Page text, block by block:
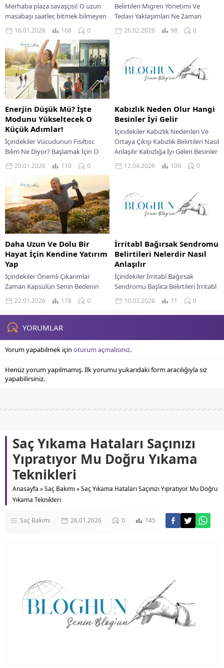
Merhaba plaza savaşçısı! O uzun
masabaşı saatler, bitmek bilmeyen
ekran karşısı mesai… Biliyorum,
belin ağrıyor, boynun tutuluyor,
gözlerin yorgun. “Sabah...
16.01.2026 168 0
Belirtileri Migren Yönetimi Ve
Tedavi Yaklaşımları Ne Zaman
Doktora Gidilmeli Migren, dünya
genelinde milyonlarca insanı
26.02.2026 98 0
Enerjin Düşük Mü? İşte
Modunu Yükseltecek O
Küçük Adımlar!
İçindekiler Vücudunun Fısıltısı:
Bilim Ne Diyor? Başlamak İçin O
Sihirli Formül: “Zamanım Yok”
Bahanesini Raftan Kaldır! Günün
Ortasında Enerji Takviyesi:...
20.01.2026 110 0
Kabızlık Neden Olur Hangi
Besinler İyi Gelir
İçindekiler Kabızlık Nedenleri Ve
Ortaya Çıkışı Kabızlık Belirtileri Nasıl
Anlaşılır Kabızlığa İyi Gelen Besinler
Ve Yaşam Tarzı Değişiklikleri Ne
Zaman...
12.04.2026 100 0
Daha Uzun Ve Dolu Bir
Hayat İçin Kendine Yatırım
Yap
İçindekiler Önemli Çıkarımlar
Zaman Kapsülün Senin Bedenin
Hücresel Mimarin Hareketin
DNA’na Dokunuşu Bilişsel Kalkan
Beynini Yarınlara Hazırla Esnek Bir
Gelecek...
22.01.2026 178 0
İrritabl Bağırsak Sendromu
Belirtileri Nelerdir Nasıl
Anlaşılır
İçindekiler İrritabl Bağırsak
Sendromu Başlıca Belirtileri İrritabl
Bağırsak Sendromunda Tedavi
Yaklaşımları Ne Zaman Doktora
Gidilmeli Milyonlarca insanı
10.03.2026 71 0
YORUMLAR
Yorum yapabilmek için oturum açmalısınız.
Henüz yorum yapılmamış. İlk yorumu yukarıdaki form aracılığıyla siz
yapabilirsiniz.
Saç Yıkama Hataları Saçınızı
Yıpratıyor Mu Doğru Yıkama
Teknikleri
Anasayfa »Saç Bakımı »Saç Yıkama Hataları Saçınızı Yıpratıyor Mu Doğru
Yıkama Teknikleri
Saç Bakımı 26.01.2026 0 145